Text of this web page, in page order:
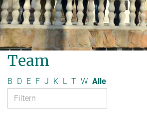
Team
B D E F J K L T W Alle